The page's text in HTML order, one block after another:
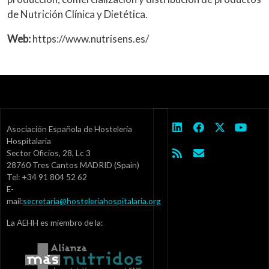
de Nutrición Clínica y Dietética.
Web:https://www.nutrisens.es/
Asociación Española de Hostelería
Hospitalaria
Sector Oficios, 28, Lc 3
28760 Tres Cantos MADRID (Spain)
Tel: +34 91 804 52 62
E-
mail:secretaria@hosteleriahospitalaria.org
La AEHH es miembro de la: